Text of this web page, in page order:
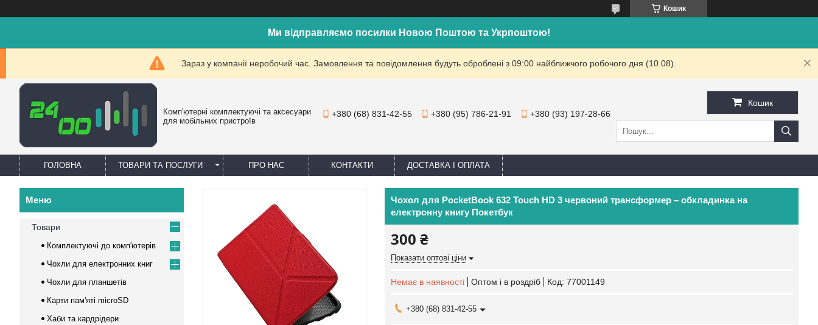
Кошик
Ми відправляємо посилки Новою Поштою та Укрпоштою!
Зараз у компанії неробочий час. Замовлення та повідомлення будуть оброблені з 09:00 найближчого робочого дня (10.08).
Комп'ютерні комплектуючі та аксесуари
для мобільних пристроїв
+380 (68) 831-42-55 +380 (95) 786-21-91 +380 (93) 197-28-66
Кошик
ГОЛОВНА ТОВАРИ ТА ПОСЛУГИ ПРО НАС КОНТАКТИ ДОСТАВКА І ОПЛАТА
Чохол для PocketBook 632 Touch HD 3 червоний трансформер – обкладинка на
електронну книгу Покетбук
300 ₴
Показати оптові ціни
Немає в наявності Оптом і в роздріб Код: 77001149
+380 (68) 831-42-55
Товари
Комплектуючі до комп'ютерів
Чохли для електронних книг
Чохли для планшетів
Карти пам'яті microSD
Хаби та кардрідери